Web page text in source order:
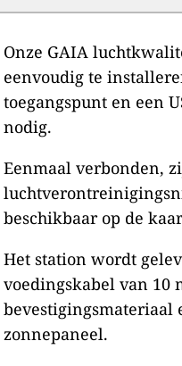
Onze GAIA
eenvoudig te
toegangspunt en een
nodig.
Eenmaal verbonden,
beschikbaar op de
Het station wordt
voedingskabel van 10
bevestigingsmateriaal
zonnepaneel.